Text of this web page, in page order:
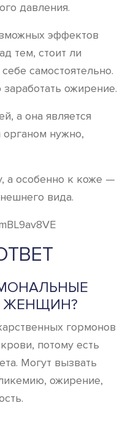
давления.
эффектов
тем, стоит ли
самостоятельно.
ожирение.
а она является
нужно,
а особенно к коже —
вида.
ЖЕНЩИН?
гормонов
потому есть
Могут вызвать
ожирение,